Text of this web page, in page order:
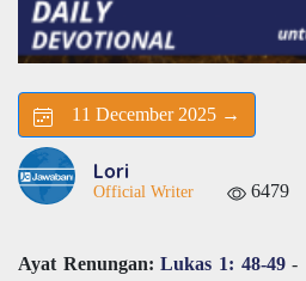
11 December 2025 →
Lori
Official Writer 6479
Ayat Renungan:Lukas 1: 48-49-